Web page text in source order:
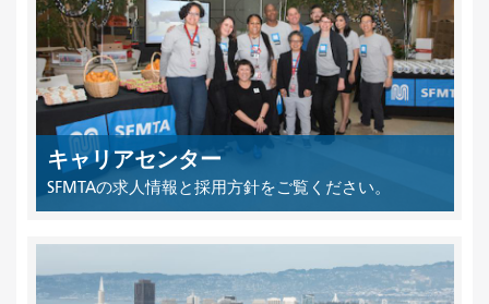
キャリアセンター
SFMTAの求人情報と採用方針をご覧ください。